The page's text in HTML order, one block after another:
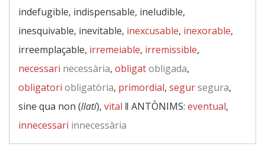
indefugible, indispensable, ineludible,
inesquivable, inevitable, inexcusable, inexorable,
irreemplaçable, irremeiable, irremissible,
necessari necessària, obligatobligada,
obligatori obligatòria, primordial, segursegura,
sine qua non (llatí), vital ‖ ANTÒNIMS: eventual,
innecessari innecessària